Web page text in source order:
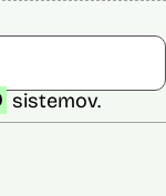
sistemov.